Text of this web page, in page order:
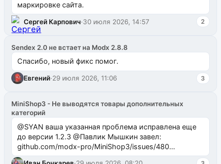
маркировке сайта.
Сергей Карпович·30 июля 2026, 14:57 2
Sendex 2.0 не встает на Modx 2.8.8
Спасибо, новый фикс помог.
Евгений·29 июля 2026, 11:06 3
MiniShop3 - Не выводятся товары дополнительных
категорий
@SYAN ваша указанная проблема исправлена еще
до версии 1.2.3 @Павлик Мышкин завел:
github.com/modx-pro/MiniShop3/issues/480
github.com/modx-pro/MiniShop3/issues/481Исправим